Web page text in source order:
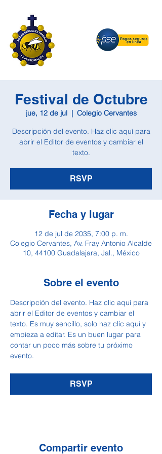
Festival de Octubre
jue, 12 de jul
  |
Colegio Cervantes
Descripción del evento. Haz clic aquí para
abrir el Editor de eventos y cambiar el
texto.
RSVP
Fecha y lugar
12 de jul de 2035, 7:00 p. m.
Colegio Cervantes, Av. Fray Antonio Alcalde
10, 44100 Guadalajara, Jal., México
Sobre el evento
Descripción del evento. Haz clic aquí para
abrir el Editor de eventos y cambiar el
texto. Es muy sencillo, solo haz clic aquí y
empieza a editar. Es un buen lugar para
contar un poco más sobre tu próximo
evento.
RSVP
Compartir evento